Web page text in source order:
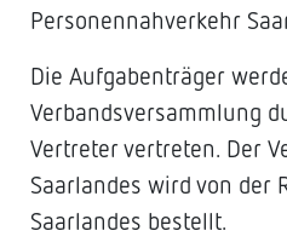
Personennahverkehr
Die Aufgabenträger
Verbandsversammlung
Vertreter vertreten. Der
Saarlandes wird von der
Saarlandes bestellt.